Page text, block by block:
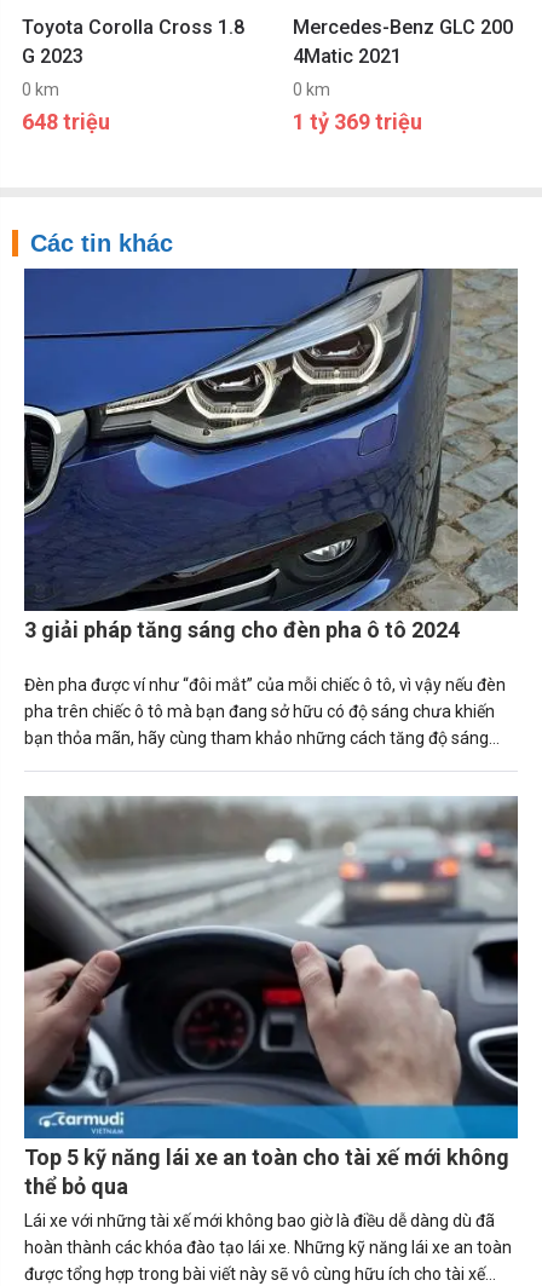
Toyota Corolla Cross 1.8
G 2023
0 km
648 triệu
Mercedes-Benz GLC 200
4Matic 2021
0 km
1 tỷ 369 triệu
Các tin khác
3 giải pháp tăng sáng cho đèn pha ô tô 2024
Đèn pha được ví như “đôi mắt” của mỗi chiếc ô tô, vì vậy nếu đèn
pha trên chiếc ô tô mà bạn đang sở hữu có độ sáng chưa khiến
bạn thỏa mãn, hãy cùng tham khảo những cách tăng độ sáng
Top 5 kỹ năng lái xe an toàn cho tài xế mới không
thể bỏ qua
Lái xe với những tài xế mới không bao giờ là điều dễ dàng dù đã
hoàn thành các khóa đào tạo lái xe. Những kỹ năng lái xe an toàn
được tổng hợp trong bài viết này sẽ vô cùng hữu ích cho tài xế